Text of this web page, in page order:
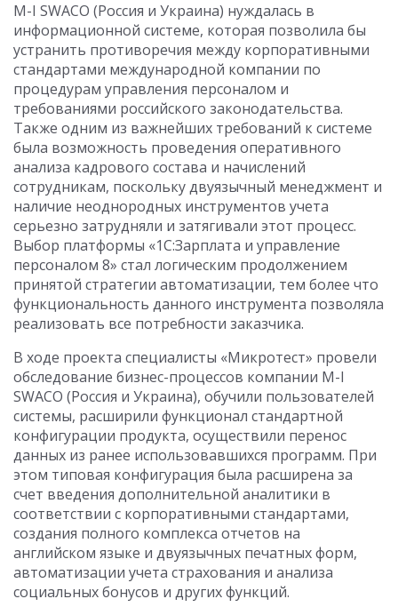
M-I SWACO (Россия и Украина) нуждалась в
информационной системе, которая позволила бы
устранить противоречия между корпоративными
стандартами международной компании по
процедурам управления персоналом и
требованиями российского законодательства.
Также одним из важнейших требований к системе
была возможность проведения оперативного
анализа кадрового состава и начислений
сотрудникам, поскольку двуязычный менеджмент и
наличие неоднородных инструментов учета
серьезно затрудняли и затягивали этот процесс.
Выбор платформы «1С:Зарплата и управление
персоналом 8» стал логическим продолжением
принятой стратегии автоматизации, тем более что
функциональность данного инструмента позволяла
реализовать все потребности заказчика.
В ходе проекта специалисты «Микротест» провели
обследование бизнес-процессов компании M-I
SWACO (Россия и Украина), обучили пользователей
системы, расширили функционал стандартной
конфигурации продукта, осуществили перенос
данных из ранее использовавшихся программ. При
этом типовая конфигурация была расширена за
счет введения дополнительной аналитики в
соответствии с корпоративными стандартами,
создания полного комплекса отчетов на
английском языке и двуязычных печатных форм,
автоматизации учета страхования и анализа
социальных бонусов и других функций.